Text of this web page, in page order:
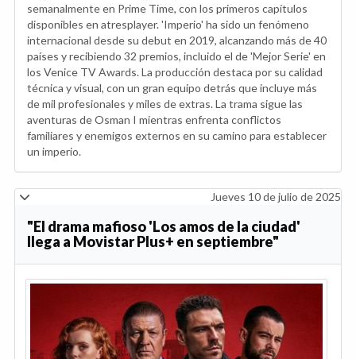
semanalmente en Prime Time, con los primeros capítulos
disponibles en atresplayer. 'Imperio' ha sido un fenómeno
internacional desde su debut en 2019, alcanzando más de 40
países y recibiendo 32 premios, incluido el de 'Mejor Serie' en
los Venice TV Awards. La producción destaca por su calidad
técnica y visual, con un gran equipo detrás que incluye más
de mil profesionales y miles de extras. La trama sigue las
aventuras de Osman I mientras enfrenta conflictos
familiares y enemigos externos en su camino para establecer
un imperio.
Jueves 10 de julio de 2025
"El drama mafioso 'Los amos de la ciudad'
llega a Movistar Plus+ en septiembre"